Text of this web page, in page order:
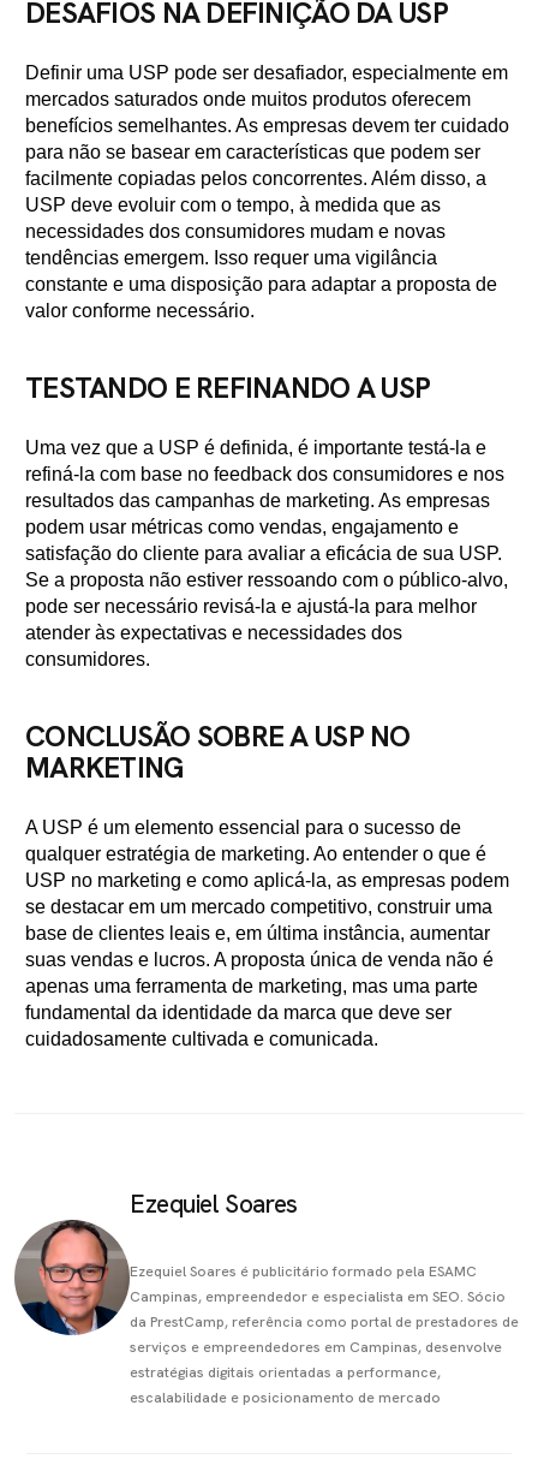
DESAFIOS NA DEFINIÇÃO DA USP
Definir uma USP pode ser desafiador, especialmente em
mercados saturados onde muitos produtos oferecem
benefícios semelhantes. As empresas devem ter cuidado
para não se basear em características que podem ser
facilmente copiadas pelos concorrentes. Além disso, a
USP deve evoluir com o tempo, à medida que as
necessidades dos consumidores mudam e novas
tendências emergem. Isso requer uma vigilância
constante e uma disposição para adaptar a proposta de
valor conforme necessário.
TESTANDO E REFINANDO A USP
Uma vez que a USP é definida, é importante testá-la e
refiná-la com base no feedback dos consumidores e nos
resultados das campanhas de marketing. As empresas
podem usar métricas como vendas, engajamento e
satisfação do cliente para avaliar a eficácia de sua USP.
Se a proposta não estiver ressoando com o público-alvo,
pode ser necessário revisá-la e ajustá-la para melhor
atender às expectativas e necessidades dos
consumidores.
CONCLUSÃO SOBRE A USP NO
MARKETING
A USP é um elemento essencial para o sucesso de
qualquer estratégia de marketing. Ao entender o que é
USP no marketing e como aplicá-la, as empresas podem
se destacar em um mercado competitivo, construir uma
base de clientes leais e, em última instância, aumentar
suas vendas e lucros. A proposta única de venda não é
apenas uma ferramenta de marketing, mas uma parte
fundamental da identidade da marca que deve ser
cuidadosamente cultivada e comunicada.
Ezequiel Soares
Ezequiel Soares é publicitário formado pela ESAMC
Campinas, empreendedor e especialista em SEO. Sócio
da PrestCamp, referência como portal de prestadores de
serviços e empreendedores em Campinas, desenvolve
estratégias digitais orientadas a performance,
escalabilidade e posicionamento de mercado